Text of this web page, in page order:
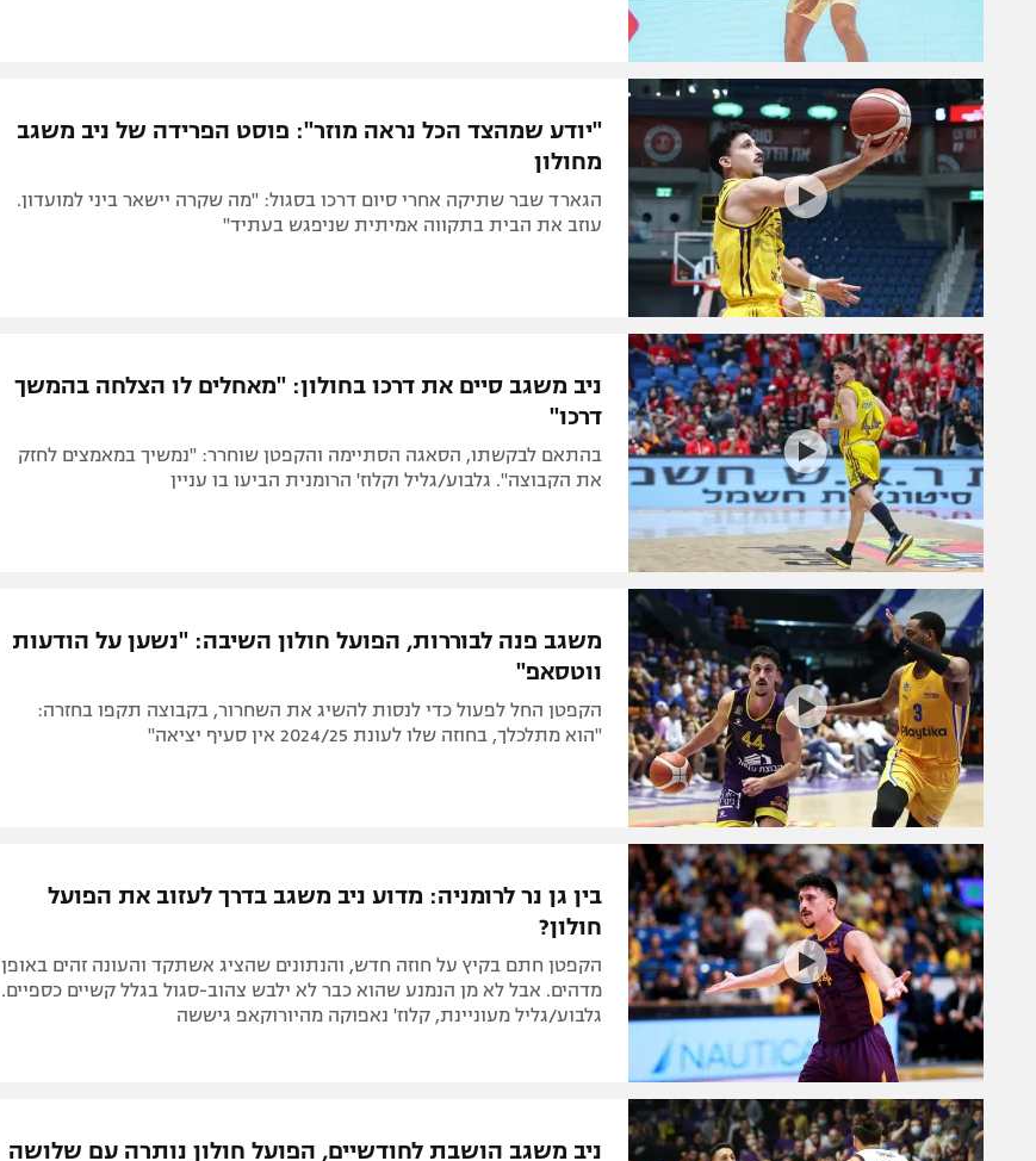
"יודע שמהצד הכל נראה מוזר": פוסט הפרידה של ניב משגב
מחולון
הגארד שבר שתיקה אחרי סיום דרכו בסגול: "מה שקרה יישאר ביני למועדון.
עוזב את הבית בתקווה אמיתית שניפגש בעתיד"
ניב משגב סיים את דרכו בחולון: "מאחלים לו הצלחה בהמשך
דרכו"
בהתאם לבקשתו, הסאגה הסתיימה והקפטן שוחרר: "נמשיך במאמצים לחזק
את הקבוצה". גלבוע/גליל וקלוז' הרומנית הביעו בו עניין
משגב פנה לבוררות, הפועל חולון השיבה: "נשען על הודעות
ווטסאפ"
הקפטן החל לפעול כדי לנסות להשיג את השחרור, בקבוצה תקפו בחזרה:
"הוא מתלכלך, בחוזה שלו לעונת 2024/25 אין סעיף יציאה"
בין גן נר לרומניה: מדוע ניב משגב בדרך לעזוב את הפועל
חולון?
הקפטן חתם בקיץ על חוזה חדש, והנתונים שהציג אשתקד והעונה זהים באופן
מדהים. אבל לא מן הנמנע שהוא כבר לא ילבש צהוב-סגול בגלל קשיים כספיים.
גלבוע/גליל מעוניינת, קלוז' נאפוקה מהיורוקאפ גיששה
ניב משגב הושבת לחודשיים, הפועל חולון נותרה עם שלושה